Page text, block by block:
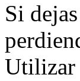
Si
Utilizar